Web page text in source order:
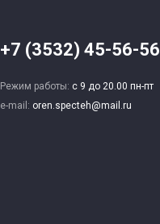
+7 (3532) 45-56-56
Режим работы: с 9 до 20.00 пн-пт
e-mail: oren.specteh@mail.ru